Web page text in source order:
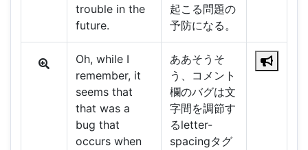
trouble in the
future.
起こる問題の
予防になる。
Oh, while I
remember, it
seems that
that was a
bug that
occurs when
ああそうそ
う、コメント
欄のバグは文
字間を調節す
るletter-
spacingタグ